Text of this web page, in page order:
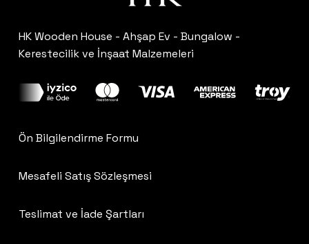
HK Wooden House - Ahşap Ev - Bungalow -
Kerestecilik ve İnşaat Malzemeleri
Ön Bilgilendirme Formu
Mesafeli Satış Sözleşmesi
Teslimat ve İade Şartları